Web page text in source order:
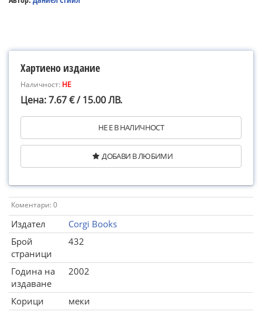
Хартиено издание
Наличност: НЕ
Цена: 7.67 € / 15.00 ЛВ.
НЕ Е В НАЛИЧНОСТ
ДОБАВИ В ЛЮБИМИ
Коментари: 0
Издател
Corgi Books
Брой
страници
432
Година на
издаване
2002
Корици
меки